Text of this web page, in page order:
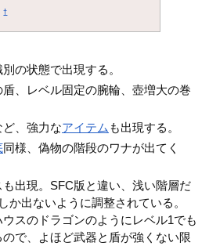
†
の状態で出現する。
、レベル固定の腕輪、壺増大の巻
、強力なアイテム も出現する。
同様、偽物の階段のワナが出てく
も出現。SFC版と違い、浅い階層だ
しか出ないように調整されている。
スのドラゴンのようにレベル1でも
ので、よほど武器と盾が強くない限